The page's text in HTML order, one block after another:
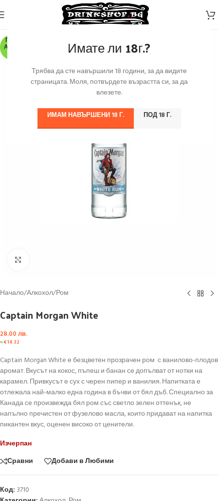
Имате ли 18г.?
Трябва да сте навършили 18 години, за да видите
страницата. Моля, потвърдете възрастта си, за да
влезете.
ИМАМ НАВЪРШЕНИ 18 Г. ПОД 18 Г.
ПО З
АЯВК
Начало/Алкохол/Ром
Captain Morgan White
28.00 лв.
≈€14.32
Captain Morgan White е безцветен прозрачен ром с ванилово-плодов
аромат. Вкусът на кокос, пъпеш и банан се допълват от нотки на
карамел. Привкусът е сух с черен пипер и ванилия. Напитката е
отлежала най-малко една година в бъчви от бял дъб. Специално за
Канада се произвежда бял ром със светло зелен оттенък, не
напълно пречистен от фузелово масла, които придават на напитка
пикантен вкус, оценен високо от ценители.
Изчерпан
Сравни
Добави в Любими
Код: 3710